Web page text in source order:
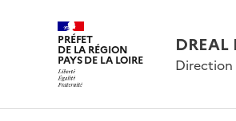
PRÉFET
DE LA RÉGION
PAYS DE LA LOIRE Direction